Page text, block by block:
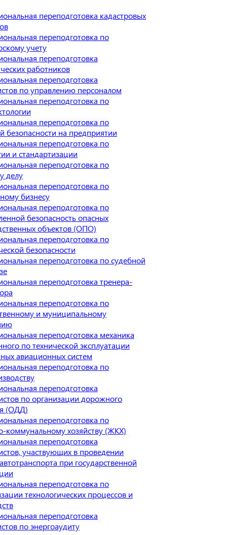
переподготовка кадастровых
переподготовка по
учету
переподготовка
работников
переподготовка
по управлению персоналом
переподготовка по
переподготовка по
безопасности на предприятии
переподготовка по
и стандартизации
переподготовка по
делу
переподготовка по
бизнесу
переподготовка по
безопасность опасных
объектов (ОПО)
переподготовка по
безопасности
переподготовка по судебной
переподготовка тренера-
переподготовка по
и муниципальному
переподготовка механика
по технической эксплуатации
авиационных систем
переподготовка по
переподготовка
по организации дорожного
(ОДД)
переподготовка по
хозяйству (ЖКХ)
переподготовка
участвующих в проведении
при государственной
переподготовка по
технологических процессов и
переподготовка
по энергоаудиту